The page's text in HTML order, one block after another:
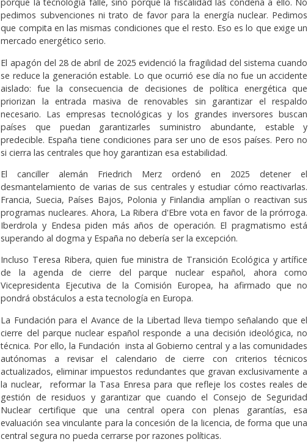
porque la tecnología falle, sino porque la fiscalidad las condena a ello. No
pedimos subvenciones ni trato de favor para la energía nuclear. Pedimos
que compita en las mismas condiciones que el resto. Eso es lo que exige un
mercado energético serio.
El apagón del 28 de abril de 2025 evidenció la fragilidad del sistema cuando
se reduce la generación estable. Lo que ocurrió ese día no fue un accidente
aislado: fue la consecuencia de decisiones de política energética que
priorizan la entrada masiva de renovables sin garantizar el respaldo
necesario. Las empresas tecnológicas y los grandes inversores buscan
países que puedan garantizarles suministro abundante, estable y
predecible. España tiene condiciones para ser uno de esos países. Pero no
si cierra las centrales que hoy garantizan esa estabilidad.
El canciller alemán Friedrich Merz ordenó en 2025 detener el
desmantelamiento de varias de sus centrales y estudiar cómo reactivarlas.
Francia, Suecia, Países Bajos, Polonia y Finlandia amplían o reactivan sus
programas nucleares. Ahora, La Ribera d'Ebre vota en favor de la prórroga.
Iberdrola y Endesa piden más años de operación. El pragmatismo está
superando al dogma y España no debería ser la excepción.
Incluso Teresa Ribera, quien fue ministra de Transición Ecológica y artífice
de la agenda de cierre del parque nuclear español, ahora como
Vicepresidenta Ejecutiva de la Comisión Europea, ha afirmado que no
pondrá obstáculos a esta tecnología en Europa.
La Fundación para el Avance de la Libertad lleva tiempo señalando que el
cierre del parque nuclear español responde a una decisión ideológica, no
técnica. Por ello, la Fundación insta al Gobierno central y a las comunidades
autónomas a revisar el calendario de cierre con criterios técnicos
actualizados, eliminar impuestos redundantes que gravan exclusivamente a
la nuclear, reformar la Tasa Enresa para que refleje los costes reales de
gestión de residuos y garantizar que cuando el Consejo de Seguridad
Nuclear certifique que una central opera con plenas garantías, esa
evaluación sea vinculante para la concesión de la licencia, de forma que una
central segura no pueda cerrarse por razones políticas.